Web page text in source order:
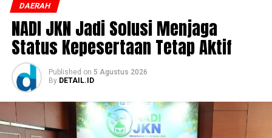
DAERAH
NADI JKN Jadi Solusi Menjaga
Status Kepesertaan Tetap Aktif
Published on 5 Agustus 2026
By DETAIL.ID